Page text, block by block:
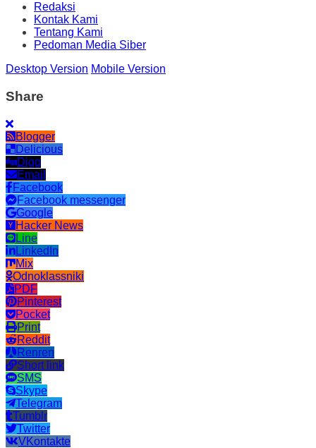
Redaksi
Kontak Kami
Tentang Kami
Pedoman Media Siber
Desktop Version Mobile Version
Share
Blogger
Delicious
Digg
Email
Facebook
Facebook messenger
Google
Hacker News
Line
LinkedIn
Mix
Odnoklassniki
PDF
Pinterest
Pocket
Print
Reddit
Renren
Short link
SMS
Skype
Telegram
Tumblr
Twitter
VKontakte